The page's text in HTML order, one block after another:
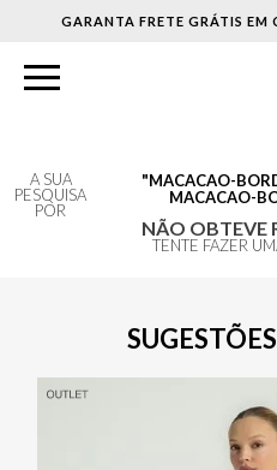
GARANTA FRETE GRÁTIS
A SUA
PESQUISA
POR
MACACAO-
MACACAO-
NÃO OBTEVE
TENTE FAZER